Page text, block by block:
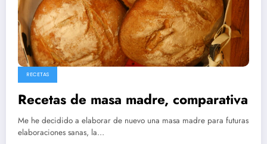
RECETAS
Recetas de masa madre, comparativa
Me he decidido a elaborar de nuevo una masa madre para futuras
elaboraciones sanas, la…